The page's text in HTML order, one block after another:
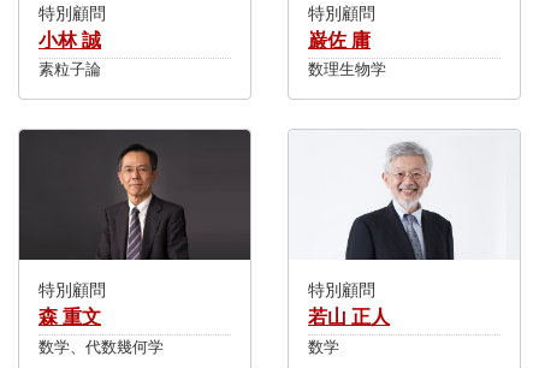
特別顧問
小林 誠
素粒子論
特別顧問
巌佐 庸
数理生物学
特別顧問
森 重文
数学、代数幾何学
特別顧問
若山 正人
数学